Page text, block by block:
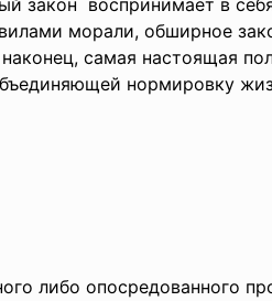
закон воспринимает в
морали, обширное
самая настоящая
нормировку
либо опосредованного